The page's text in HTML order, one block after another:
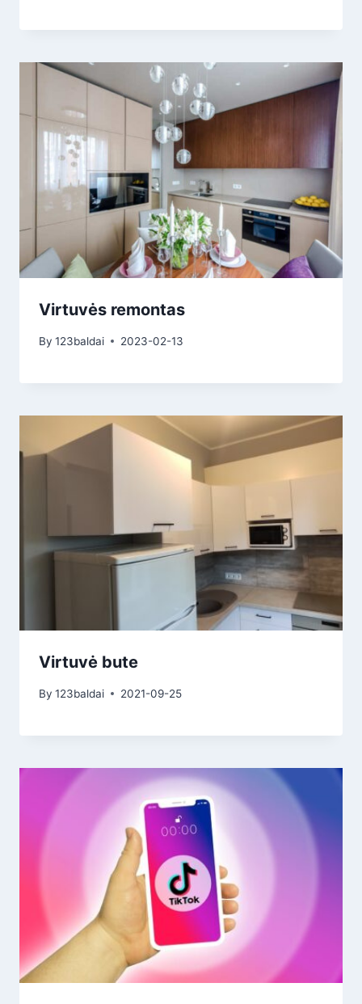
Virtuvės remontas
By 123baldai 2023-02-13
Virtuvė bute
By 123baldai 2021-09-25